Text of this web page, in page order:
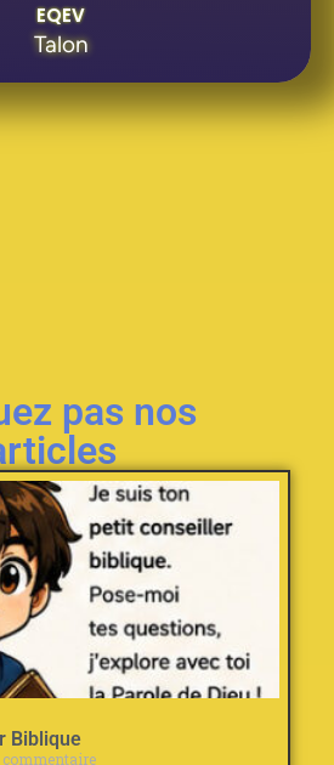
EQEV
Talon
pas nos
Biblique